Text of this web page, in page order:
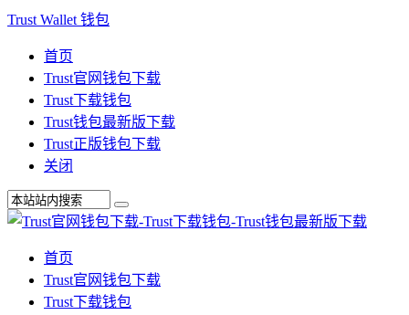
Trust Wallet 钱包
首页
Trust官网钱包下载
Trust下载钱包
Trust钱包最新版下载
Trust正版钱包下载
关闭
首页
Trust官网钱包下载
Trust下载钱包